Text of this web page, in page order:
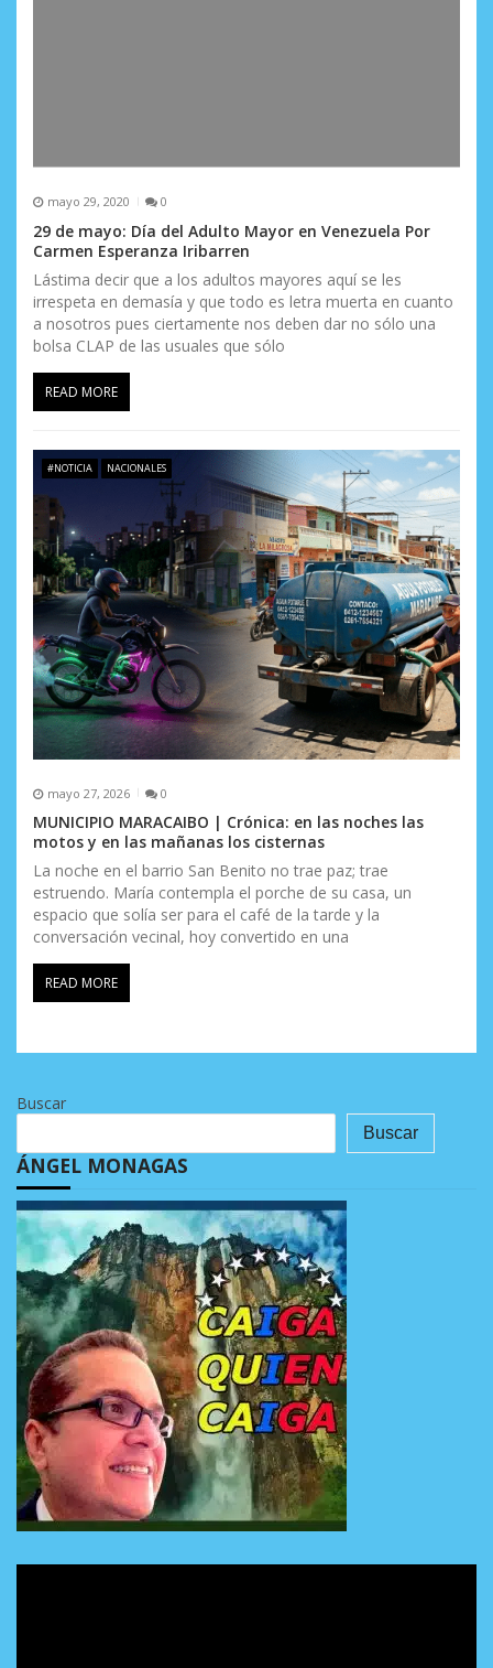
mayo 29, 2020 0
29 de mayo: Día del Adulto Mayor en Venezuela Por
Carmen Esperanza Iribarren
Lástima decir que a los adultos mayores aquí se les
irrespeta en demasía y que todo es letra muerta en cuanto
a nosotros pues ciertamente nos deben dar no sólo una
bolsa CLAP de las usuales que sólo
READ MORE
#NOTICIA NACIONALES
mayo 27, 2026 0
MUNICIPIO MARACAIBO | Crónica: en las noches las
motos y en las mañanas los cisternas
La noche en el barrio San Benito no trae paz; trae
estruendo. María contempla el porche de su casa, un
espacio que solía ser para el café de la tarde y la
conversación vecinal, hoy convertido en una
READ MORE
Buscar
Buscar
ÁNGEL MONAGAS